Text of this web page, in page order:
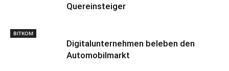
Quereinsteiger
BITKOM
Digitalunternehmen beleben den
Automobilmarkt